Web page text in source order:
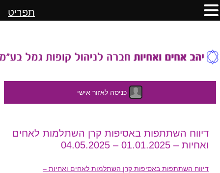
כניסה לאזור אישי
לתוכן
דיווח השתתפות באסיפות קרן השתלמות לאחים
ואחיות – 01.01.2025 – 04.05.2025
דיווח השתתפות באסיפות קרן השתלמות לאחים ואחיות –
תפריט